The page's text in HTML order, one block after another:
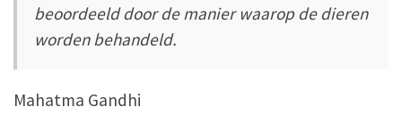
beoordeeld door de manier waarop de dieren
worden behandeld.
Mahatma Gandhi